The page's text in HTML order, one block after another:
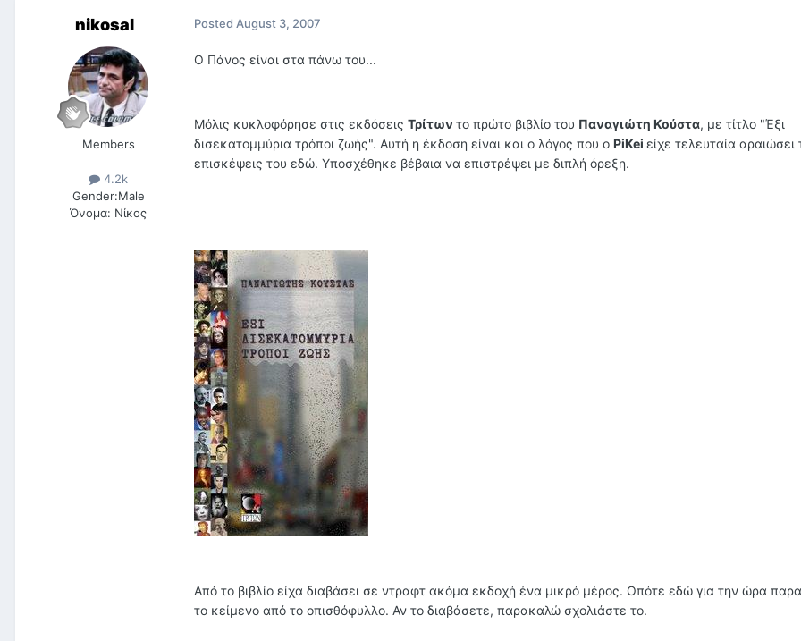
nikosal
Members
4.2k
Gender:Male
Όνομα: Νίκος
Posted August 3, 2007
Ο Πάνος είναι στα πάνω του...
Μόλις κυκλοφόρησε στις εκδόσεις Τρίτων το πρώτο βιβλίο του Παναγιώτη Κούστα, με τίτλο "Έξι
δισεκατομμύρια τρόποι ζωής". Αυτή η έκδοση είναι και ο λόγος που ο PiKei είχε τελευταία αραιώσει
επισκέψεις του εδώ. Υποσχέθηκε βέβαια να επιστρέψει με διπλή όρεξη.
Από το βιβλίο είχα διαβάσει σε ντραφτ ακόμα εκδοχή ένα μικρό μέρος. Οπότε εδώ για την ώρα
το κείμενο από το οπισθόφυλλο. Αν το διαβάσετε, παρακαλώ σχολιάστε το.